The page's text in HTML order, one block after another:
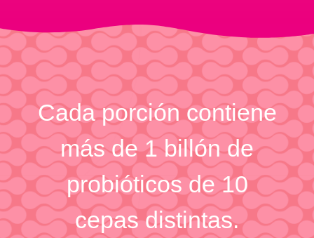
Cada porción contiene
más de 1 billón de
probióticos de 10
cepas distintas.